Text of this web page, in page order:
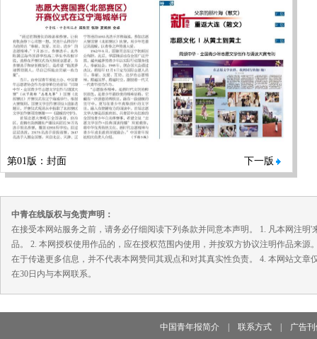
第01版：封面 下一版
中青在线版权与免责声明：
在接受本网站服务之前，请务必仔细阅读下列条款并同意本声明。 1. 凡本网注
品。 2. 本网授权使用作品的，应在授权范围内使用，并按双方协议注明作品来
在于传递更多信息，并不代表本网赞同其观点和对其真实性负责。 4. 本网站文
在30日内与本网联系。
中国青年报简介 联系方式 广告刊